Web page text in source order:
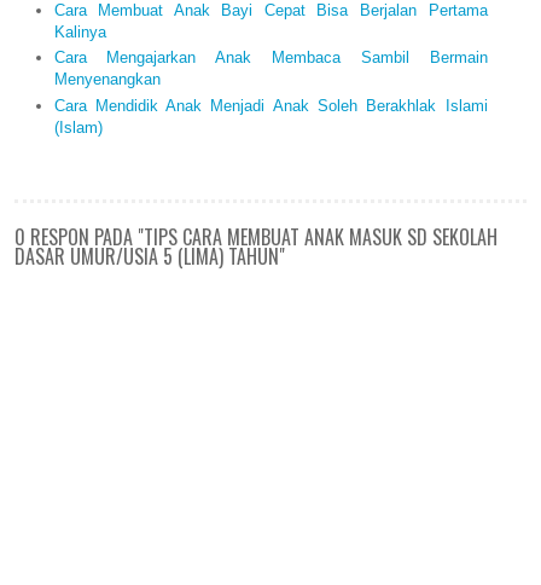
Cara Membuat Anak Bayi Cepat Bisa Berjalan Pertama
Kalinya
Cara Mengajarkan Anak Membaca Sambil Bermain
Menyenangkan
Cara Mendidik Anak Menjadi Anak Soleh Berakhlak Islami
(Islam)
0 RESPON PADA "TIPS CARA MEMBUAT ANAK MASUK SD SEKOLAH
DASAR UMUR/USIA 5 (LIMA) TAHUN"